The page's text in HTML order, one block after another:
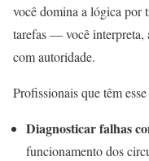
você domina a lógica por
tarefas — você interpreta,
com autoridade.
Profissionais que têm
Diagnosticar falhas
funcionamento dos